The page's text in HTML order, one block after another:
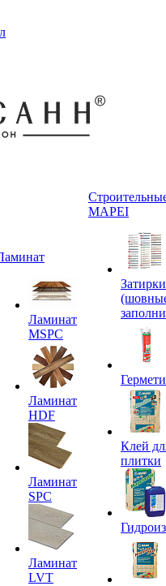
Ламинат
MSPC
Ламинат
HDF
Ламинат
SPC
Ламинат
LVT
MAPEI
Затирки
Клей
плитки